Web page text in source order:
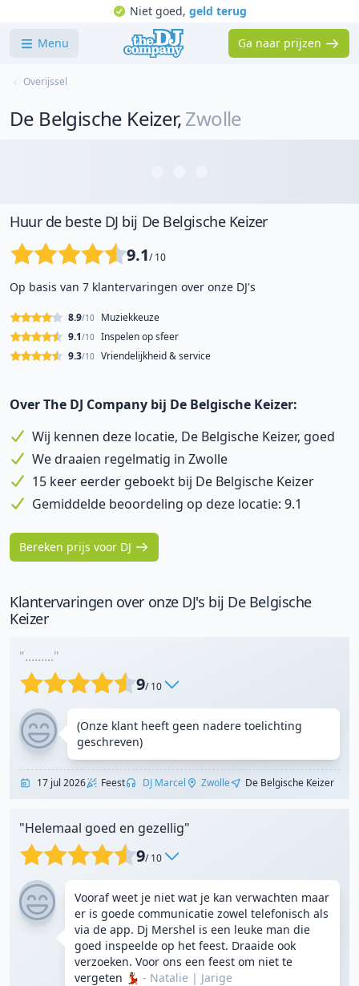
Niet goed, geld terug
Menu Ga naar prijzen
Overijssel
De Belgische Keizer,Zwolle
Huur de beste DJ bij De Belgische Keizer
9.1/ 10
Op basis van 7 klantervaringen over onze DJ's
Muziekkeuze
8.9/10
Inspelen op sfeer
9.1/10
Vriendelijkheid & service
9.3/10
Over The DJ Company bij De Belgische Keizer:
Wij kennen deze locatie, De Belgische Keizer, goed
We draaien regelmatig in Zwolle
15 keer eerder geboekt bij De Belgische Keizer
Gemiddelde beoordeling op deze locatie: 9.1
Bereken prijs voor DJ
Klantervaringen over onze DJ's bij De Belgische
Keizer
"........."
9/ 10
(Onze klant heeft geen nadere toelichting
geschreven)
17 jul 2026 Feest DJ Marcel Zwolle De Belgische Keizer
"Helemaal goed en gezellig"
9/ 10
Vooraf weet je niet wat je kan verwachten maar
er is goede communicatie zowel telefonisch als
via de app. Dj Mershel is een leuke man die
goed inspeelde op het feest. Draaide ook
verzoeken. Voor ons een feest om niet te
vergeten 💃🏽 - Natalie | Jarige